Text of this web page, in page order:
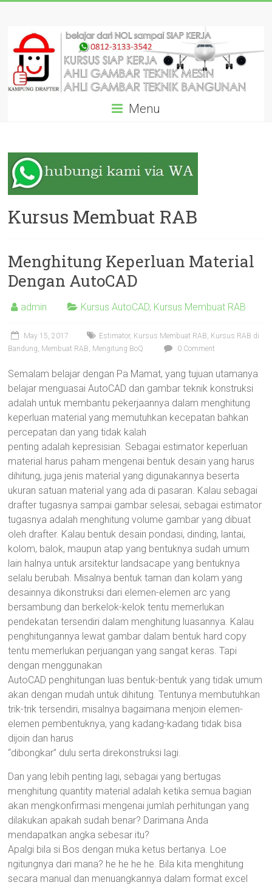
contentKURSUS
AUTOCAD
DRAFTER
SIAP
DARI
AHLINYA:
GARANSI
SAMPAI
Pelatihan
AutoCAD
3D,
Enscape,
Solidworks,
RAB,
Ahli
Gambar
Teknik
Mesin,
Arsitektur
dan
Interior,
di
Bandung,
Surabaya,
Jakarta,
Depok,
Bekasi,
Kediri
Menu
Kursus Membuat RAB
Menghitung Keperluan Material
Dengan AutoCAD
admin Kursus AutoCAD, Kursus Membuat RAB
May 15, 2017 Estimator, Kursus Membuat RAB, Kursus RAB di
Bandung, Membuat RAB, Mengitung BoQ 0 Comment
Semalam belajar dengan Pa Mamat, yang tujuan utamanya
belajar menguasai AutoCAD dan gambar teknik konstruksi
adalah untuk membantu pekerjaannya dalam menghitung
keperluan material yang memutuhkan kecepatan bahkan
percepatan dan yang tidak kalah
penting adalah kepresisian. Sebagai estimator keperluan
material harus paham mengenai bentuk desain yang harus
dihitung, juga jenis material yang digunakannya beserta
ukuran satuan material yang ada di pasaran. Kalau sebagai
drafter tugasnya sampai gambar selesai, sebagai estimator
tugasnya adalah menghitung volume gambar yang dibuat
oleh drafter. Kalau bentuk desain pondasi, dinding, lantai,
kolom, balok, maupun atap yang bentuknya sudah umum
lain halnya untuk arsitektur landsacape yang bentuknya
selalu berubah. Misalnya bentuk taman dan kolam yang
desainnya dikonstruksi dari elemen-elemen arc yang
bersambung dan berkelok-kelok tentu memerlukan
pendekatan tersendiri dalam menghitung luasannya. Kalau
penghitungannya lewat gambar dalam bentuk hard copy
tentu memerlukan perjuangan yang sangat keras. Tapi
dengan menggunakan
AutoCAD penghitungan luas bentuk-bentuk yang tidak umum
akan dengan mudah untuk dihitung. Tentunya membutuhkan
trik-trik tersendiri, misalnya bagaimana menjoin elemen-
elemen pembentuknya, yang kadang-kadang tidak bisa
dijoin dan harus
“dibongkar” dulu serta direkonstruksi lagi.
Dan yang lebih penting lagi, sebagai yang bertugas
menghitung quantity material adalah ketika semua bagian
akan mengkonfirmasi mengenai jumlah perhitungan yang
dilakukan apakah sudah benar? Darimana Anda
mendapatkan angka sebesar itu?
Apalgi bila si Bos dengan muka ketus bertanya. Loe
ngitungnya dari mana? he he he he. Bila kita menghitung
secara manual dan menuangkannya dalam format excel